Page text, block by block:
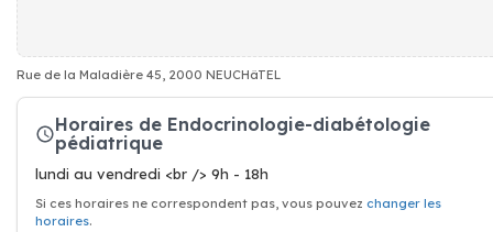
Rue de la Maladière 45, 2000 NEUCHâTEL
Horaires de Endocrinologie-diabétologie
pédiatrique
lundi au vendredi <br /> 9h - 18h
Si ces horaires ne correspondent pas, vous pouvez changer les
horaires.